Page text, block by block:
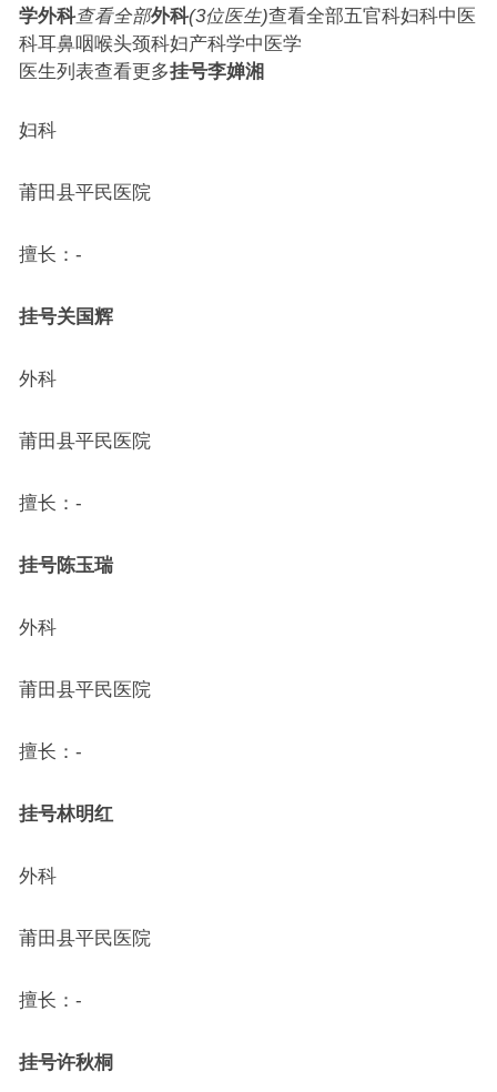
学外科查看全部外科(3位医生)查看全部五官科妇科中医
科耳鼻咽喉头颈科妇产科学中医学
医生列表查看更多挂号李婵湘
妇科
莆田县平民医院
擅长：-
挂号关国辉
外科
莆田县平民医院
擅长：-
挂号陈玉瑞
外科
莆田县平民医院
擅长：-
挂号林明红
外科
莆田县平民医院
擅长：-
挂号许秋桐